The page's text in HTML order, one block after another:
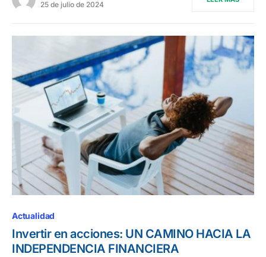
25 de julio de 2024
Actualidad
Invertir en acciones: UN CAMINO HACIA LA
INDEPENDENCIA FINANCIERA